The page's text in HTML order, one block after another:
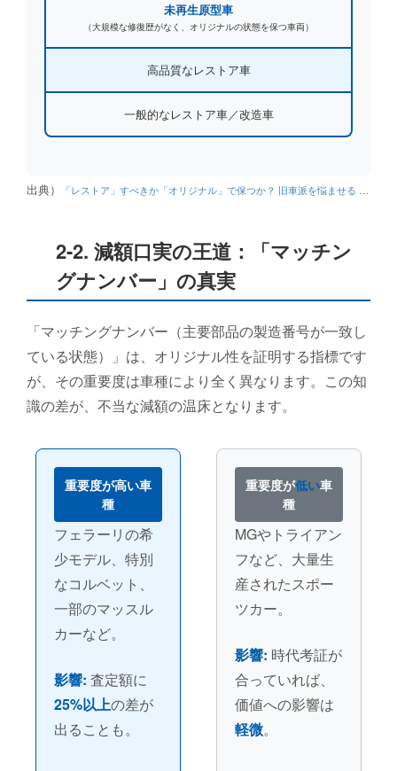
未再生原型車
（大規模な修復歴がなく、オリジナルの状態を保つ車両）
高品質なレストア車
一般的なレストア車／改造車
出典） 「レストア」すべきか「オリジナル」で保つか？ 旧車派を悩ませる …
2-2. 減額口実の王道：「マッチン
グナンバー」の真実
「マッチングナンバー（主要部品の製造番号が一致し
ている状態）」は、オリジナル性を証明する指標です
が、その重要度は車種により全く異なります。この知
識の差が、不当な減額の温床となります。
重要度が高い車
種
フェラーリの希
少モデル、特別
なコルベット、
一部のマッスル
カーなど。
影響: 査定額に
25%以上の差が
出ることも。
重要度が低い車
種
MGやトライアン
フなど、大量生
産されたスポー
ツカー。
影響: 時代考証が
合っていれば、
価値への影響は
軽微。